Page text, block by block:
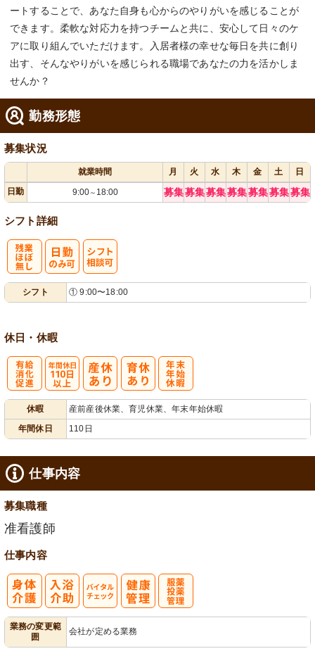
ートすることで、あなた自身も心からのやりがいを感じることが
できます。柔軟な対応力を持つチームと共に、安心して日々のケ
アに取り組んでいただけます。入居者様の幸せな毎日を共に創り
出す、そんなやりがいを感じられる職場であなたの力を活かしま
せんか？
勤務形態
募集状況
就業時間 月 火 水 木 金 土
日
日勤
9:00～ 18:00 募集募集募集募集募集募集募集
シフト詳細
シフト ① 9:00〜18:00
休日・休暇
休暇
産前産後休業、育児休業、年末年始休暇
年間休日
110日
仕事内容
募集職種
准看護師
仕事内容
業務の変更範
囲
会社が定める業務